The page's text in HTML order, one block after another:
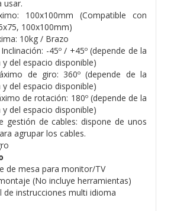
usar.
100x100mm (Compatible con
100x100mm)
10kg / Brazo
-45º / +45º (depende de la
del espacio disponible)
de giro: 360º (depende de la
del espacio disponible)
de rotación: 180º (depende de la
del espacio disponible)
gestión de cables: dispone de unos
agrupar los cables.
de mesa para monitor/TV
(No incluye herramientas)
de instrucciones multi idioma